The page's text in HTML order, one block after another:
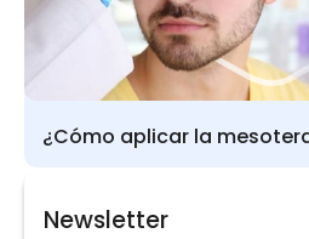
¿Cómo aplicar la
Newsletter